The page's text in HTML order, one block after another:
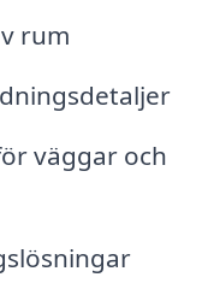
rum
väggar och